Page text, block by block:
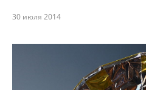
30 июля 2014